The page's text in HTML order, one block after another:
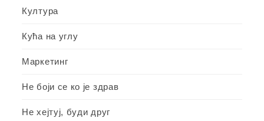
Култура
Кућа на углу
Маркетинг
Не боји се ко је здрав
Не хејтуј, буди друг